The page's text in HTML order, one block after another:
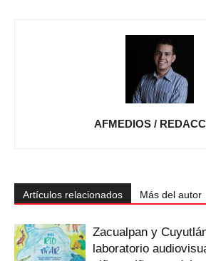
AFMEDIOS /
Artículos relacionados Más del autor
Zacualpan y
laboratorio